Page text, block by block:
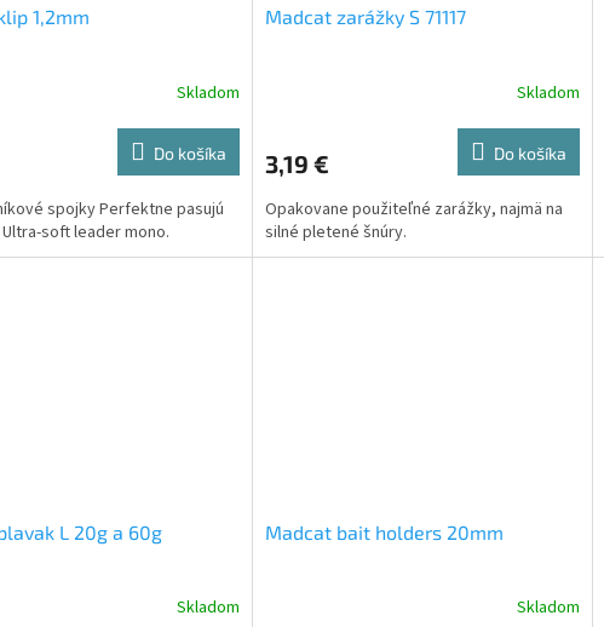
1,2mm
Skladom
Do košíka
spojky Perfektne pasujú
soft leader mono.
Madcat zarážky S 71117
Skladom
3,19 € Do košíka
Opakovane použiteľné zarážky, najmä na
silné pletené šnúry.
L 20g a 60g
Skladom
Madcat bait holders 20mm
Skladom